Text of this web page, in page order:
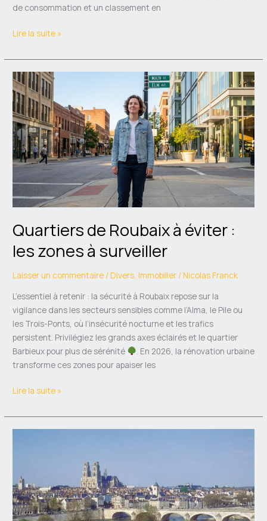
de consommation et un classement en
Lire la suite »
Quartiers de Roubaix à éviter :
les zones à surveiller
Laisser un commentaire /Divers,Immobilier /Nicolas Franck
L’essentiel à retenir : la sécurité à Roubaix repose sur la
vigilance dans les secteurs sensibles comme l’Alma, le Pile ou
les Trois-Ponts, où l’insécurité nocturne et les trafics
persistent. Privilégiez les grands axes éclairés et le quartier
Barbieux pour plus de sérénité
. En 2026, la rénovation urbaine
transforme ces zones pour apaiser les
Quartiers
de
Roubaix
à
éviter
:
les
surveiller
Lire la suite »
Orléans
:
Tour